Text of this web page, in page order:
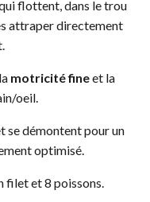
flottent, dans le trou
attraper directement
motricité fineet la
oeil.
se démontent pour un
optimisé.
filet et 8 poissons.